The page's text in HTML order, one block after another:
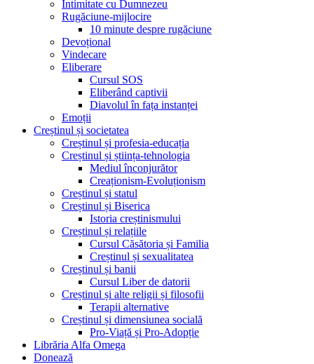
Intimitate cu Dumnezeu
Rugăciune-mijlocire
10 minute despre rugăciune
Devoțional
Vindecare
Eliberare
Cursul SOS
Eliberând captivii
Diavolul în fața instanței
Emoții
Creștinul și societatea
Creștinul și profesia-educația
Creștinul și știința-tehnologia
Mediul înconjurător
Creaționism-Evoluționism
Creștinul și statul
Creștinul și Biserica
Istoria creștinismului
Creștinul și relațiile
Cursul Căsătoria și Familia
Creștinul și sexualitatea
Creștinul și banii
Cursul Liber de datorii
Creștinul și alte religii și filosofii
Terapii alternative
Creștinul și dimensiunea socială
Pro-Viață și Pro-Adopție
Librăria Alfa Omega
Donează